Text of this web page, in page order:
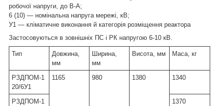
робочої напруги, до В-А;
6 (10) — номінальна напруга мережі, кВ;
У1 — кліматичне виконання й категорія розміщення реактора
Застосовуються в зовнішніх ПС і РК напругою 6-10 кВ.
Тип
Довжина,
мм
Ширина,
мм
Висота, мм Маса, кг
РЗДПОМ-1
20/6У1
1165 980 1380 1340
РЗДПОМ-1
1370